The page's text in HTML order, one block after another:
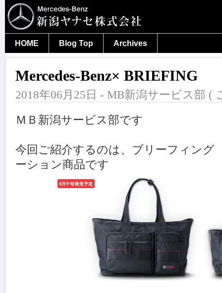
HOME Blog Top Archives
Mercedes-Benz× BRIEFING
2018年06月25日 - MB新潟サービス部 (
ＭＢ新潟サービス部です
今回ご紹介するのは、ブリーフィング
ーション商品です